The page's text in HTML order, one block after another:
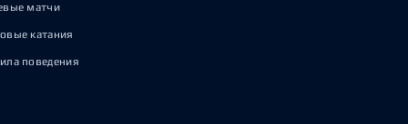
матчи
катания
поведения